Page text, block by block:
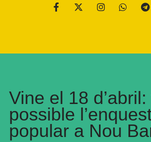
Vine el 18
possible
popular a Nou